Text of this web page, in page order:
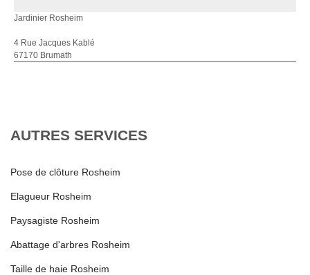
Jardinier Rosheim
4 Rue Jacques Kablé
67170 Brumath
AUTRES SERVICES
Pose de clôture Rosheim
Elagueur Rosheim
Paysagiste Rosheim
Abattage d'arbres Rosheim
Taille de haie Rosheim